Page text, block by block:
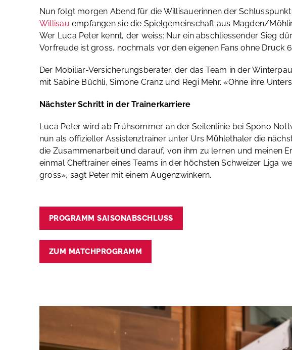
Nun folgt morgen Abend für die Willisauerinnen der
Willisau empfangen sie die Spielgemeinschaft aus Magden/
Wer Luca Peter kennt, der weiss: Nur ein abschliessender Sieg
Vorfreude ist gross, nochmals vor den eigenen Fans ohne Druck
Der Mobiliar-Versicherungsberater, der das Team in der
mit Sabine Büchli, Simone Cranz und Regi Mehr. «Ohne ihre
Nächster Schritt in der Trainerkarriere
Luca Peter wird ab Frühsommer an der Seitenlinie bei Spono
nun als offizieller Assistenztrainer unter Urs Mühlethaler die
die Zusammenarbeit und darauf, von ihm zu lernen und meinen
einmal Cheftrainer eines Teams in der höchsten Schweizer Liga
gross», sagt Peter mit einem Augenzwinkern.
PROGRAMM SAISONABSCHLUSS
ZUM MATCHPROGRAMM